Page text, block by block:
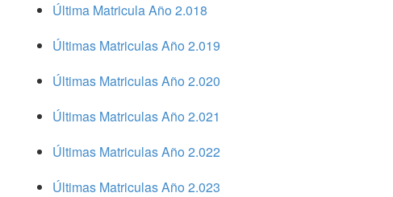
Última Matricula Año 2.018
Últimas Matriculas Año 2.019
Últimas Matriculas Año 2.020
Últimas Matriculas Año 2.021
Últimas Matriculas Año 2.022
Últimas Matriculas Año 2.023